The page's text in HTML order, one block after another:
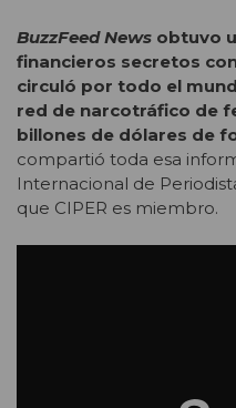
BuzzFeed News obtuvo
financieros secretos
circuló por todo el
red de narcotráfico de
billones de dólares de
compartió toda esa
Internacional de
que CIPER es miembro.